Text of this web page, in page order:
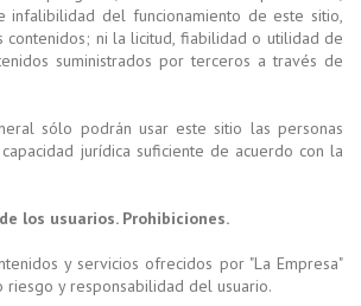
infalibilidad del funcionamiento de este sitio,
contenidos; ni la licitud, fiabilidad o utilidad de
suministrados por terceros a través de
sólo podrán usar este sitio las personas
jurídica suficiente de acuerdo con la
los usuarios. Prohibiciones.
y servicios ofrecidos por "La Empresa"
riesgo y responsabilidad del usuario.